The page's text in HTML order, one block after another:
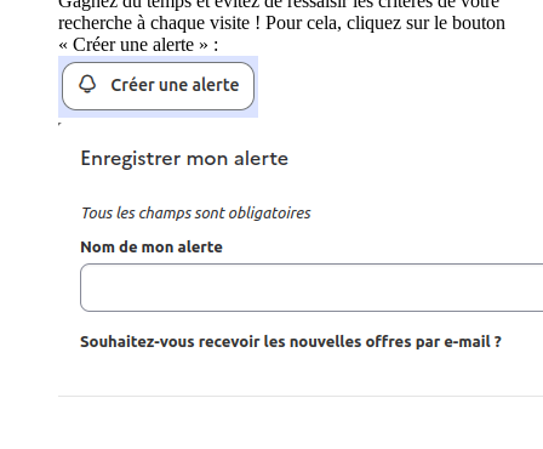
recherche à chaque visite ! Pour cela, cliquez sur le bouton
« Créer une alerte » :